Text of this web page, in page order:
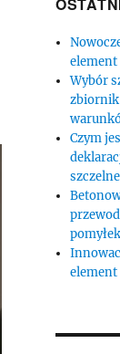
Wybór
zbiornik
Czym
pomyłek